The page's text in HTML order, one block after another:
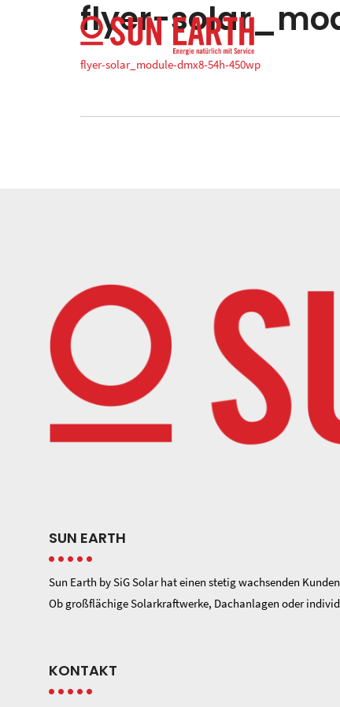
flyer-
flyer-solar_module-dmx8-54h-450wp
SUN EARTH
Sun Earth by SiG Solar hat einen stetig wachsenden
Ob großflächige Solarkraftwerke, Dachanlagen oder
KONTAKT